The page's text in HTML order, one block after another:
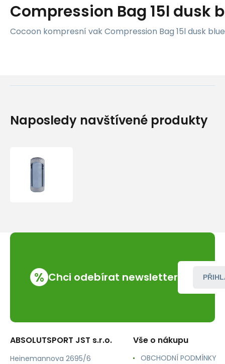
Compression Bag 15l dusk
Cocoon kompresní vak Compression Bag 15l dusk blue
Naposledy navštívené produkty
blue
% Chci odebírat newsletter
ABSOLUTSPORT JST s.r.o.
Heinemannova 2695/6
Vše o nákupu
OBCHODNÍ PODMÍNKY